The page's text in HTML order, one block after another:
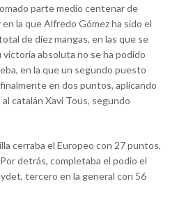
parte medio centenar de
la que Alfredo Gómez ha sido el
de diez mangas, en las que se
victoria absoluta no se ha podido
en la que un segundo puesto
en dos puntos, aplicando
catalán Xavi Tous, segundo
cerraba el Europeo con 27 puntos,
detrás, completaba el podio el
tercero en la general con 56